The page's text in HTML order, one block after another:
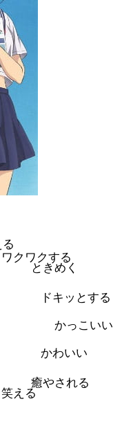
ワクワクする
ときめく
ドキッとする
かっこいい
かわいい
癒やされる
笑える